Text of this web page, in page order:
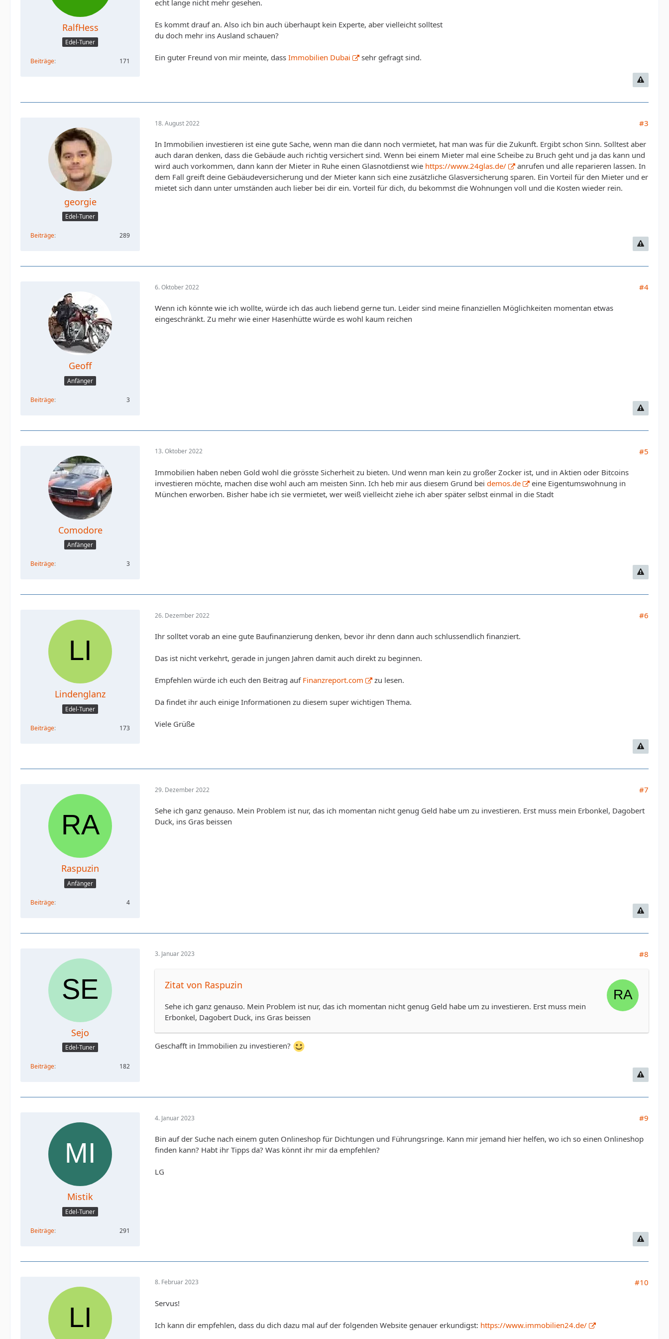
RalfHess
Edel-Tuner
Beiträge 171
echt lange nicht mehr gesehen.
Es kommt drauf an. Also ich bin auch überhaupt kein Experte, aber vielleicht solltest
du doch mehr ins Ausland schauen?
Ein guter Freund von mir meinte, dass Immobilien Dubai sehr gefragt sind.
georgie
Edel-Tuner
Beiträge 289
18. August 2022 #3
In Immobilien investieren ist eine gute Sache, wenn man die dann noch vermietet, hat man was für die Zukunft. Ergibt schon Sinn. Solltest aber
auch daran denken, dass die Gebäude auch richtig versichert sind. Wenn bei einem Mieter mal eine Scheibe zu Bruch geht und ja das kann und
wird auch vorkommen, dann kann der Mieter in Ruhe einen Glasnotdienst wie https://www.24glas.de/
anrufen und alle reparieren lassen. In
dem Fall greift deine Gebäudeversicherung und der Mieter kann sich eine zusätzliche Glasversicherung sparen. Ein Vorteil für den Mieter und er
mietet sich dann unter umständen auch lieber bei dir ein. Vorteil für dich, du bekommst die Wohnungen voll und die Kosten wieder rein.
Geoff
Anfänger
Beiträge 3
6. Oktober 2022 #4
Wenn ich könnte wie ich wollte, würde ich das auch liebend gerne tun. Leider sind meine finanziellen Möglichkeiten momentan etwas
eingeschränkt. Zu mehr wie einer Hasenhütte würde es wohl kaum reichen
Comodore
Anfänger
Beiträge 3
13. Oktober 2022 #5
Immobilien haben neben Gold wohl die grösste Sicherheit zu bieten. Und wenn man kein zu großer Zocker ist, und in Aktien oder Bitcoins
investieren möchte, machen dise wohl auch am meisten Sinn. Ich heb mir aus diesem Grund bei demos.de
eine Eigentumswohnung in
München erworben. Bisher habe ich sie vermietet, wer weiß vielleicht ziehe ich aber später selbst einmal in die Stadt
Lindenglanz
Edel-Tuner
Beiträge 173
26. Dezember 2022 #6
Ihr solltet vorab an eine gute Baufinanzierung denken, bevor ihr denn dann auch schlussendlich finanziert.
Das ist nicht verkehrt, gerade in jungen Jahren damit auch direkt zu beginnen.
Empfehlen würde ich euch den Beitrag auf Finanzreport.com zu lesen.
Da findet ihr auch einige Informationen zu diesem super wichtigen Thema.
Viele Grüße
Raspuzin
Anfänger
Beiträge 4
29. Dezember 2022 #7
Sehe ich ganz genauso. Mein Problem ist nur, das ich momentan nicht genug Geld habe um zu investieren. Erst muss mein Erbonkel, Dagobert
Duck, ins Gras beissen
Sejo
Edel-Tuner
Beiträge 182
3. Januar 2023 #8
Zitat von Raspuzin
Sehe ich ganz genauso. Mein Problem ist nur, das ich momentan nicht genug Geld habe um zu investieren. Erst muss mein
Erbonkel, Dagobert Duck, ins Gras beissen
Geschafft in Immobilien zu investieren?
Mistik
Edel-Tuner
Beiträge 291
4. Januar 2023 #9
Bin auf der Suche nach einem guten Onlineshop für Dichtungen und Führungsringe. Kann mir jemand hier helfen, wo ich so einen Onlineshop
finden kann? Habt ihr Tipps da? Was könnt ihr mir da empfehlen?
LG
8. Februar 2023 #10
Servus!
Ich kann dir empfehlen, dass du dich dazu mal auf der folgenden Website genauer erkundigst: https://www.immobilien24.de/